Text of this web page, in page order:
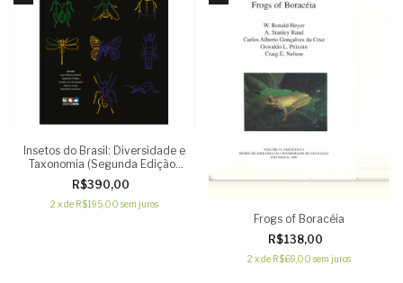
Insetos do Brasil: Diversidade e
Taxonomia (Segunda Edição)
capa dura
R$390,00
2 xde R$195,00 sem juros
Frogs of Boracéia
R$138,00
2 xde R$69,00 sem juros